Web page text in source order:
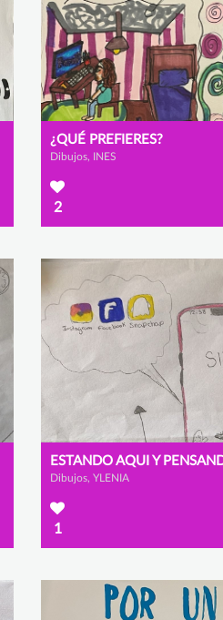
¿QUÉ PREFIERES?
Dibujos, INES
2
Dibujos, YLENIA
1